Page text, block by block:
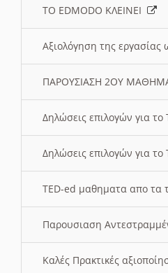
ΤΟ EDMODO ΚΛΕΙΝΕΙ
Αξιολόγηση της
ΠΑΡΟΥΣΙΑΣΗ 2ΟΥ
Δηλώσεις επιλογών για
Δηλώσεις επιλογών για
TED-ed μαθηματα απο τα
Παρουσιαση
Καλές Πρακτικές